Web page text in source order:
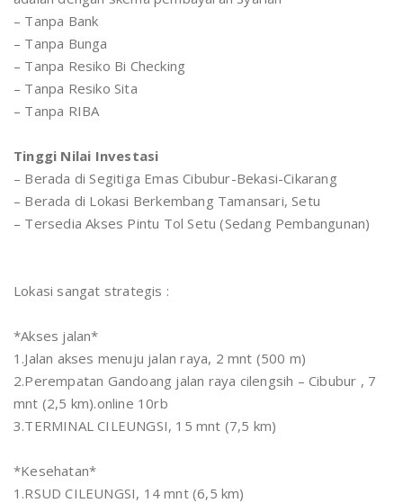
– Tanpa Bank
– Tanpa Bunga
– Tanpa Resiko Bi Checking
– Tanpa Resiko Sita
– Tanpa RIBA
Tinggi Nilai Investasi
– Berada di Segitiga Emas Cibubur-Bekasi-Cikarang
– Berada di Lokasi Berkembang Tamansari, Setu
– Tersedia Akses Pintu Tol Setu (Sedang Pembangunan)
Lokasi sangat strategis :
*Akses jalan*
1.Jalan akses menuju jalan raya, 2 mnt (500 m)
2.Perempatan Gandoang jalan raya cilengsih – Cibubur , 7
mnt (2,5 km).online 10rb
3.TERMINAL CILEUNGSI, 15 mnt (7,5 km)
*Kesehatan*
1.RSUD CILEUNGSI, 14 mnt (6,5 km)